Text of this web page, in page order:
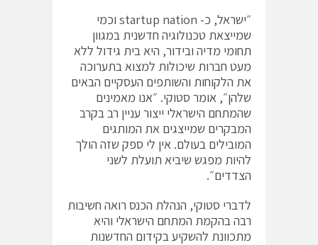
״ישראל, כ- startup nation וכמי
שמייצאת טכנולוגיה חדשנית במגוון
תחומי מדיה ובידור, היא בית גידול ללא
מעט חברות שיכולות למצוא בתערוכה
את הלקוחות והשותפים העסקיים הבאים
שלהן״, אומר סטוקי. ״אנו מאמינים
שהמתחם הישראלי ייצור עניין רב בקרב
המבקרים שמייצגים את המותגים
המובילים בעולם. אין לי ספק שזה הולך
להיות מפגש שיביא תועלת לשני
הצדדים״.
לדברי סטוקי, הנהלת הכנס רואה חשיבות
רבה בהקמת המתחם הישראלי והיא
מתכוונת להשקיע בקידום החדשנות